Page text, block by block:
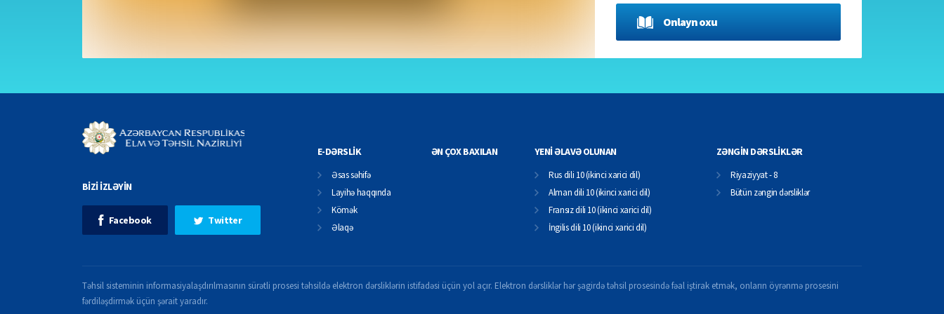
Onlayn oxu
BİZİ İZLƏYİN
Facebook Twitter
E-DƏRSLİK
Əsas səhifə
Layihə haqqında
Kömək
Əlaqə
ƏN ÇOX BAXILAN YENİ ƏLAVƏ OLUNAN
Rus dili 10 (ikinci xarici dil)
Alman dili 10 (ikinci xarici dil)
Fransız dili 10 (ikinci xarici dil)
İngilis dili 10 (ikinci xarici dil)
ZƏNGİN DƏRSLİKLƏR
Riyaziyyat - 8
Bütün zəngin dərsliklər
Təhsil sisteminin informasiyalaşdırılmasının sürətli prosesi təhsildə elektron dərsliklərin istifadəsi üçün yol açır. Elektron dərsliklər hər şagirdə təhsil prosesində fəal iştirak etmək, onların öyrənmə prosesini
fərdiləşdirmək üçün şərait yaradır.